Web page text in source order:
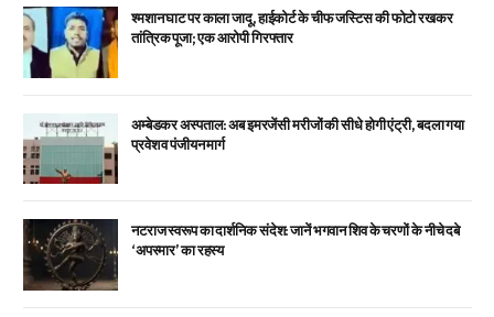
श्मशान घाट पर काला जादू, हाईकोर्ट के चीफ जस्टिस की फोटो रखकर
तांत्रिक पूजा; एक आरोपी गिरफ्तार
अम्बेडकर अस्पताल: अब इमरजेंसी मरीजों की सीधे होगी एंट्री, बदला गया
प्रवेश व पंजीयन मार्ग
नटराज स्वरूप का दार्शनिक संदेश: जानें भगवान शिव के चरणों के नीचे दबे
‘अपस्मार’ का रहस्य